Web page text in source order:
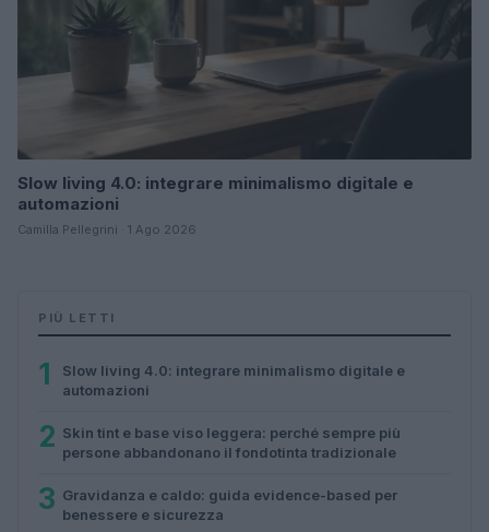
Slow living 4.0: integrare minimalismo digitale e
automazioni
Camilla Pellegrini · 1 Ago 2026
PIÙ LETTI
1
Slow living 4.0: integrare minimalismo digitale e
automazioni
2 Skin tint e base viso leggera: perché sempre più
persone abbandonano il fondotinta tradizionale
3 Gravidanza e caldo: guida evidence-based per
benessere e sicurezza